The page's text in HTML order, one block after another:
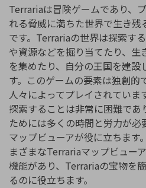
検索
Terrariaは冒険ゲームであり、
れる脅威に満ちた世界で生き
です。Terrariaの世界は探索す
や資源などを掘り当てたり、
を集めたり、自分の王国を建設
す。このゲームの要素は独創的
人々によってプレイされていま
探索することは非常に困難であ
ためには多くの時間と労力が
マップビューアが役に立ちます
まざまなTerrariaマップビュー
機能があり、Terrariaの宝物を
るのに役立ちます。